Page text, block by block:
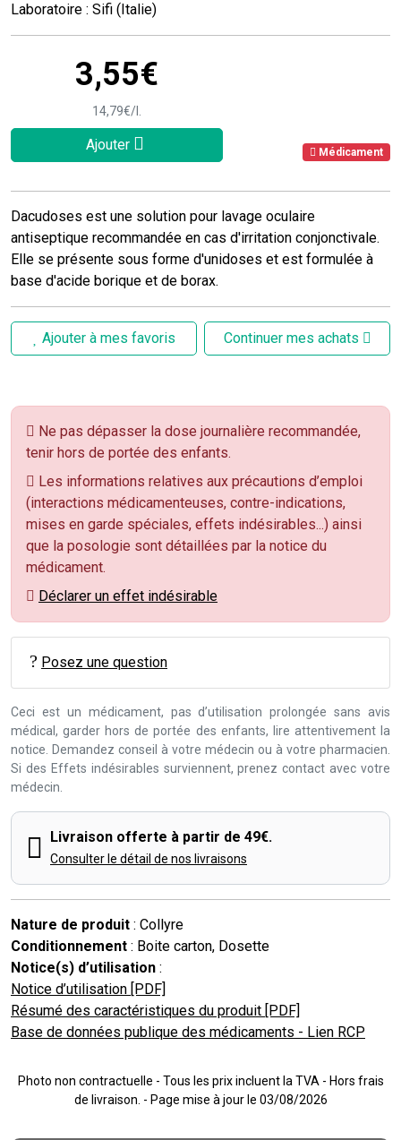
Laboratoire : Sifi (Italie)
3,55€
14,79€/
Ajouter Médicament
Dacudoses est une solution pour lavage oculaire
antiseptique recommandée en cas d'irritation conjonctivale.
Elle se présente sous forme d'unidoses et est formulée à
base d'acide borique et de borax.
Ajouter à mes favoris Continuer mes achats
Ne pas dépasser la dose journalière recommandée,
tenir hors de portée des enfants.
Les informations relatives aux précautions d’emploi
(interactions médicamenteuses, contre-indications,
mises en garde spéciales, effets indésirables...) ainsi
que la posologie sont détaillées par la notice du
médicament.
Déclarer un effet indésirable
Posez une question
Ceci est un médicament, pas d’utilisation prolongée sans avis
médical, garder hors de portée des enfants, lire attentivement la
notice. Demandez conseil à votre médecin ou à votre pharmacien.
Si des Effets indésirables surviennent, prenez contact avec votre
médecin.
Livraison offerte à partir de 49€.
Consulter le détail de nos livraisons
Nature de produit : Collyre
Conditionnement : Boite carton, Dosette
Notice(s) d’utilisation :
Notice d’utilisation [PDF]
Résumé des caractéristiques du produit [PDF]
Base de données publique des médicaments - Lien RCP
Photo non contractuelle - Tous les prix incluent la TVA - Hors frais
de livraison. - Page mise à jour le 03/08/2026